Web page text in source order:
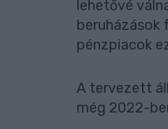
lehetővé
beruházások
pénzpiacok
A tervezett
még 2022-